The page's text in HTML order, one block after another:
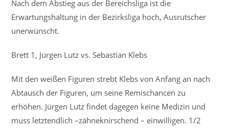
Nach dem Abstieg aus der Bereichsliga ist die
Erwartungshaltung in der Bezirksliga hoch, Ausrutscher
unerwünscht.
Brett 1, Jürgen Lutz vs. Sebastian Klebs
Mit den weißen Figuren strebt Klebs von Anfang an nach
Abtausch der Figuren, um seine Remischancen zu
erhöhen. Jürgen Lutz findet dagegen keine Medizin und
muss letztendlich –zähneknirschend – einwilligen. 1/2